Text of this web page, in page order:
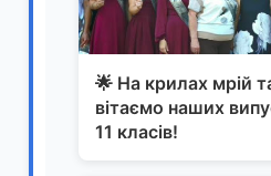
🌟 На крилах мрій
вітаємо наших
11 класів!